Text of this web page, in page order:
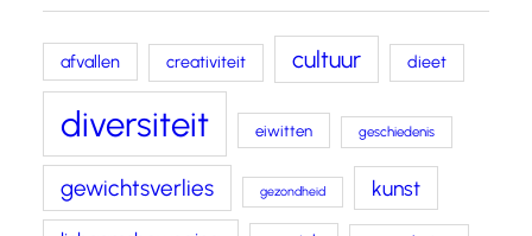
afvallen creativiteit cultuur dieet
diversiteit eiwitten geschiedenis
gewichtsverlies gezondheid kunst